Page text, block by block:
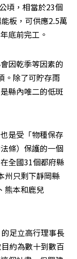
頃，相當於23個
板，可供應2.5萬
底前完工。
因乾季等因素的
。除了可貯存雨
縣內唯二的低斑
是受「物種保存
條）保護的一個
全國31個都府縣
州只剩下靜岡縣
熊本和鹿兒
足立高行理事長
約為數十到數百